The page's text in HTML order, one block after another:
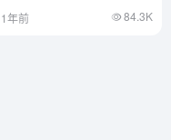
1年前 84.3K